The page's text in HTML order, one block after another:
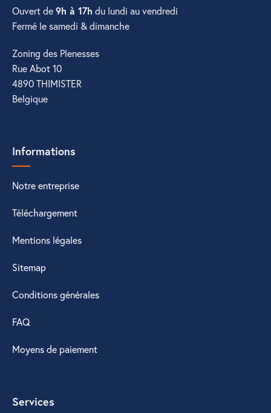
Ouvert de9h à 17h du lundi au vendredi
Fermé le samedi & dimanche
Zoning des Plenesses
Rue Abot 10
4890 THIMISTER
Belgique
Informations
Notre entreprise
Téléchargement
Mentions légales
Sitemap
Conditions générales
FAQ
Moyens de paiement
Services